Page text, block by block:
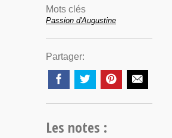
Mots clés
Passion d'Augustine
Partager:
Les notes :